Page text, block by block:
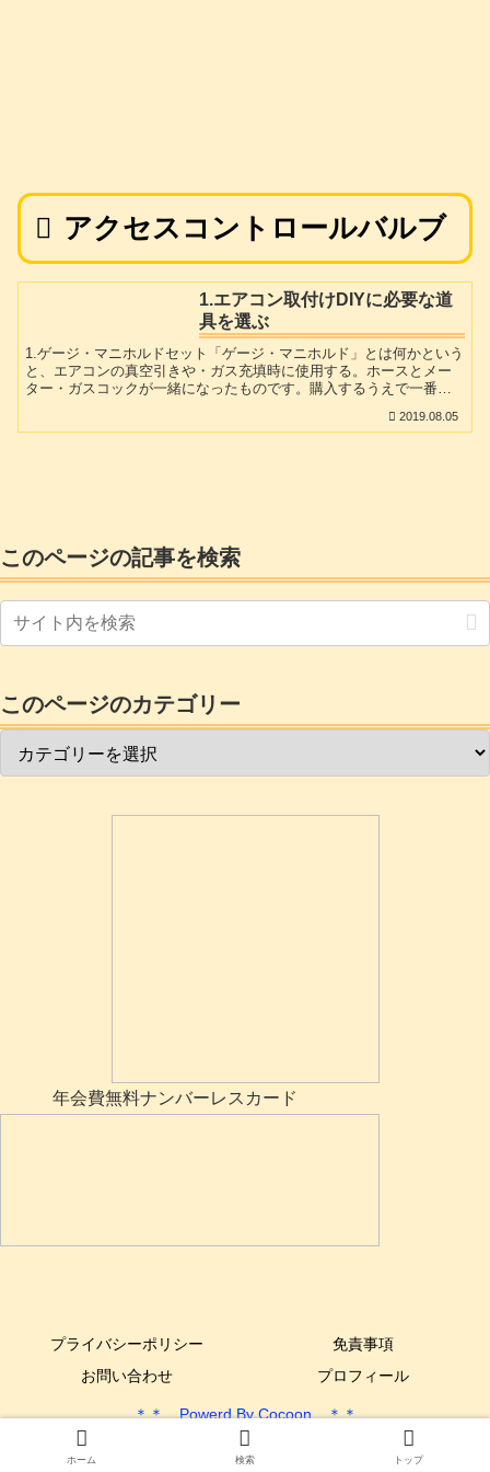
アクセスコントロールバルブ
1.エアコン取付けDIYに必要な道
具を選ぶ
1.ゲージ・マニホルドセット「ゲージ・マニホルド」とは何かという
と、エアコンの真空引きや・ガス充填時に使用する。ホースとメー
ター・ガスコックが一緒になったものです。購入するうえで一番失
(;^_^A)何を失敗するかと言うと使用する冷媒ガスと種類の違う、セ
2019.08.05
このページの記事を検索
このページのカテゴリー
年会費無料ナンバーレスカード
プライバシーポリシー
免責事項
お問い合わせ
プロフィール
＊＊ Powerd By Cocoon ＊＊
Copyright © 2017-2025 できるYone DIY All Rights Reserved.
ホーム 検索 トップ